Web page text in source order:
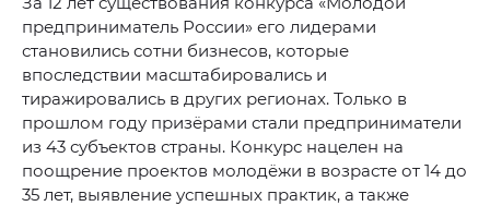
предприниматель России» его лидерами
становились сотни бизнесов, которые
впоследствии масштабировались и
тиражировались в других регионах. Только в
прошлом году призёрами стали предприниматели
из 43 субъектов страны. Конкурс нацелен на
поощрение проектов молодёжи в возрасте от 14 до
35 лет, выявление успешных практик, а также